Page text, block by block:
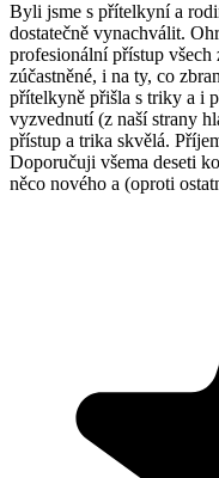
Byli jsme s přítelkyní a
dostatečně vynachválit.
profesionální přístup všech
zúčastněné, i na ty, co
přítelkyně přišla s triky a i
vyzvednutí (z naší strany
přístup a trika skvělá.
Doporučuji všema deseti
něco nového a (oproti